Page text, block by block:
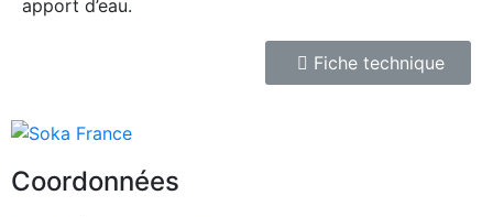
apport d’eau.
Fiche technique
Coordonnées